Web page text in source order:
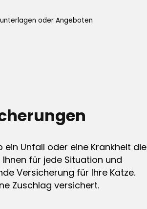
oder Angeboten
Unfall oder eine Krankheit die
für jede Situation und
Versicherung für Ihre Katze.
Zuschlag versichert.